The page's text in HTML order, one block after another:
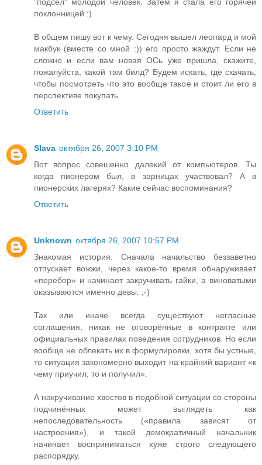
поклонницей :).
В общем пишу вот к чему. Сегодня вышел леопард и мой
макбук (вместе со мной :)) его просто жаждут. Если не
сложно и если вам новая ОСь уже пришла, скажите,
пожалуйста, какой там билд? Будем искать, где скачать,
чтобы посмотреть что это вообще такое и стоит ли его в
перспективе покупать.
Ответить
Slava октября 26, 2007 3:10 PM
Вот вопрос совешенно далекий от компьютеров. Ты
когда пионером был, в зарницах участвовал? А в
пионерских лагерях? Какие сейчас воспоминания?
Ответить
Unknown октября 26, 2007 10:57 PM
Знакомая история. Сначала начальство беззаветно
отпускает вожжи, через какое-то время обнаруживает
«перебор» и начинает закручивать гайки, а виноватыми
оказываются именно девы. ;-)
Так или иначе всегда существуют негласные
соглашения, никак не оговорённые в контракте или
официальных правилах поведения сотрудников. Но если
вообще не облекать их в формулировки, хотя бы устные,
то ситуация закономерно выходит на крайний вариант «к
чему приучил, то и получил».
А накручивание хвостов в подобной ситуации со стороны
подчинённых может выглядеть как
непоследовательность («правила зависят от
настроения»), и такой демократичный начальник
начинает восприниматься хуже строго следующего
распорядку.